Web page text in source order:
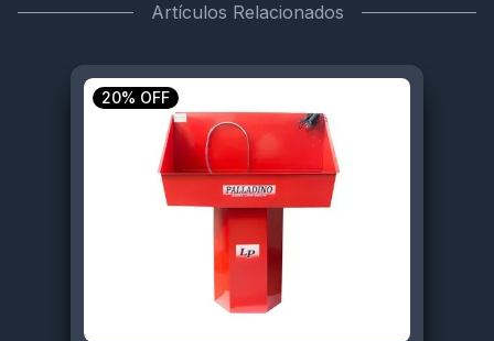
Artículos Relacionados
20% OFF